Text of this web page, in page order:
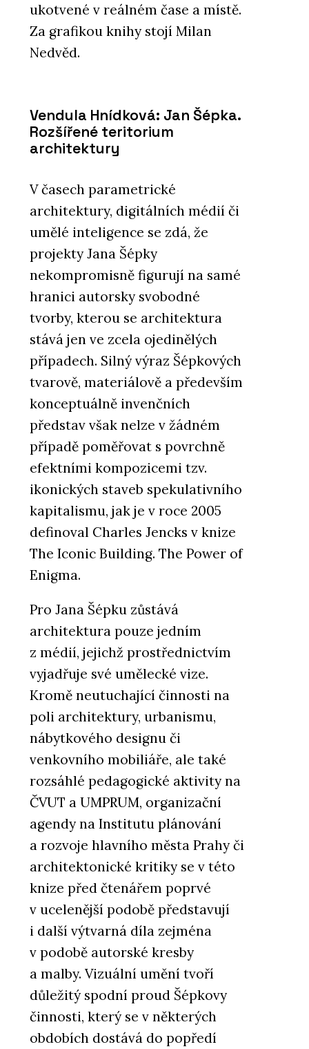
ukotvené v reálném čase a místě.
Za grafikou knihy stojí Milan
Nedvěd.
Vendula Hnídková: Jan Šépka.
Rozšířené teritorium
architektury
V časech parametrické
architektury, digitálních médií či
umělé inteligence se zdá, že
projekty Jana Šépky
nekompromisně figurují na samé
hranici autorsky svobodné
tvorby, kterou se architektura
stává jen ve zcela ojedinělých
případech. Silný výraz Šépkových
tvarově, materiálově a především
konceptuálně invenčních
představ však nelze v žádném
případě poměřovat s povrchně
efektními kompozicemi tzv.
ikonických staveb spekulativního
kapitalismu, jak je v roce 2005
definoval Charles Jencks v knize
The Iconic Building. The Power of
Enigma.
Pro Jana Šépku zůstává
architektura pouze jedním
z médií, jejichž prostřednictvím
vyjadřuje své umělecké vize.
Kromě neutuchající činnosti na
poli architektury, urbanismu,
nábytkového designu či
venkovního mobiliáře, ale také
rozsáhlé pedagogické aktivity na
ČVUT a UMPRUM, organizační
agendy na Institutu plánování
a rozvoje hlavního města Prahy či
architektonické kritiky se v této
knize před čtenářem poprvé
v ucelenější podobě představují
i další výtvarná díla zejména
v podobě autorské kresby
a malby. Vizuální umění tvoří
důležitý spodní proud Šépkovy
činnosti, který se v některých
obdobích dostává do popředí